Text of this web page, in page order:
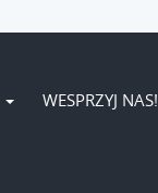
WESPRZYJ NAS!